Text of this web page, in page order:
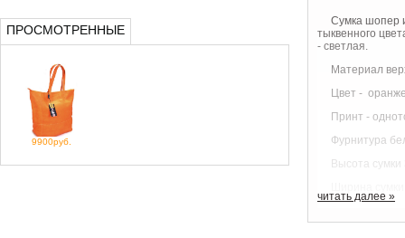
ПРОСМОТРЕННЫЕ
9900руб.
Сумка шопер
тыквенного
- светлая.
Материал
Цвет -
Принт -
Фурнитура
Высота сумки
читать далее »